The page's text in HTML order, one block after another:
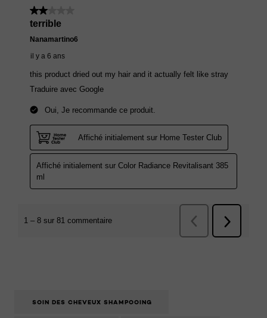
SOIN DES CHEVEUX SHAMPOOING